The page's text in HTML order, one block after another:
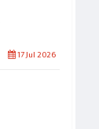
17 Jul 2026